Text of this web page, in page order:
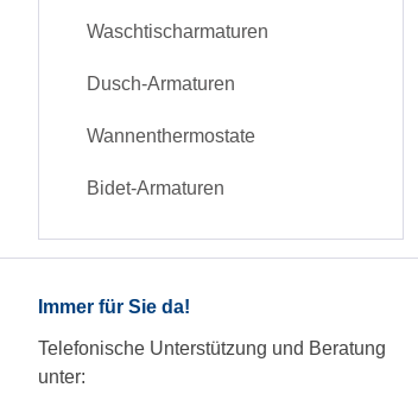
Waschtischarmaturen
Dusch-Armaturen
Wannenthermostate
Bidet-Armaturen
Immer für Sie da!
Telefonische Unterstützung und Beratung
unter: